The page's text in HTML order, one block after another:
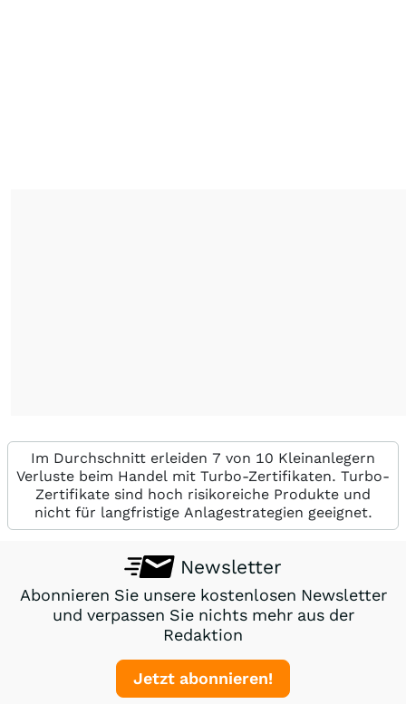
Im Durchschnitt erleiden 7 von 10 Kleinanlegern
Verluste beim Handel mit Turbo-Zertifikaten. Turbo-
Zertifikate sind hoch risikoreiche Produkte und
nicht für langfristige Anlagestrategien geeignet.
Newsletter
Abonnieren Sie unsere kostenlosen Newsletter
und verpassen Sie nichts mehr aus der
Redaktion
Jetzt abonnieren!